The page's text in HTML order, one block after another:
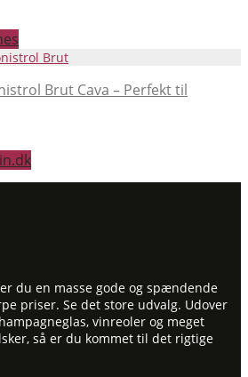
Brut Cava – Perfekt til
du en masse gode og spændende
priser. Se det store udvalg. Udover
vinreoler og meget
så er du kommet til det rigtige